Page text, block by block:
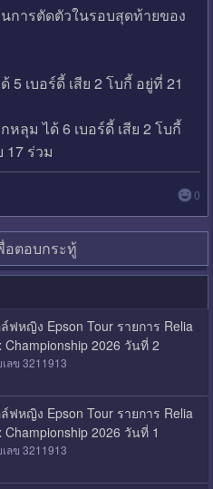
ารตัดตัวในรอบสุดท้ายของ
เบอร์ดี้ เสีย 2 โบกี้ อยู่ที่ 21
ลุม ได้ 6 เบอร์ดี้ เสีย 2 โบกี้
17 ร่วม
0
อตอบกระทู้
ฟหญิง Epson Tour รายการ Relia
Championship 2026 วันที่ 2
ลข 3211913
ฟหญิง Epson Tour รายการ Relia
Championship 2026 วันที่ 1
ลข 3211913